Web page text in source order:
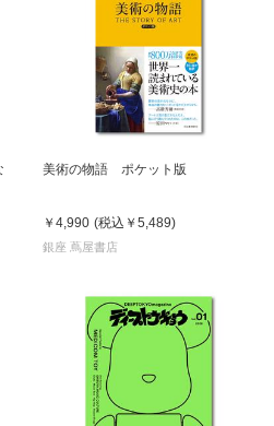
美術の物語 ポケット版
￥4,990 (税込 ￥5,489)
銀座 蔦屋書店